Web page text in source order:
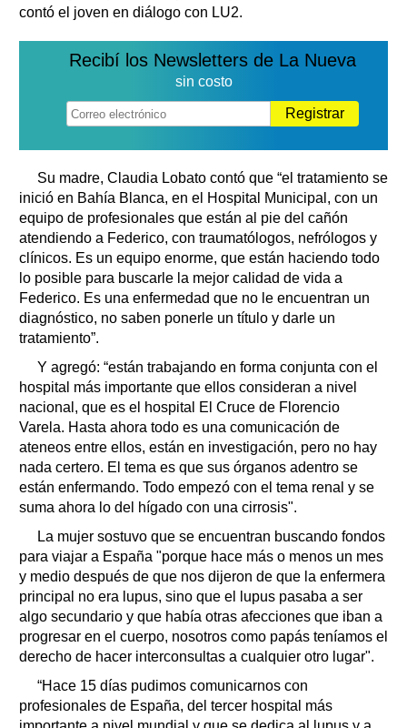
contó el joven en diálogo con LU2.
Recibí los Newsletters de La Nueva
sin costo
Registrar
Su madre, Claudia Lobato contó que “el tratamiento se
inició en Bahía Blanca, en el Hospital Municipal, con un
equipo de profesionales que están al pie del cañón
atendiendo a Federico, con traumatólogos, nefrólogos y
clínicos. Es un equipo enorme, que están haciendo todo
lo posible para buscarle la mejor calidad de vida a
Federico. Es una enfermedad que no le encuentran un
diagnóstico, no saben ponerle un título y darle un
tratamiento”.
Y agregó: “están trabajando en forma conjunta con el
hospital más importante que ellos consideran a nivel
nacional, que es el hospital El Cruce de Florencio
Varela. Hasta ahora todo es una comunicación de
ateneos entre ellos, están en investigación, pero no hay
nada certero. El tema es que sus órganos adentro se
están enfermando. Todo empezó con el tema renal y se
suma ahora lo del hí­gado con una cirrosis".
La mujer sostuvo que se encuentran buscando fondos
para viajar a España "porque hace más o menos un mes
y medio después de que nos dijeron de que la enfermera
principal no era lupus, sino que el lupus pasaba a ser
algo secundario y que había otras afecciones que iban a
progresar en el cuerpo, nosotros como papás teníamos el
derecho de hacer interconsultas a cualquier otro lugar".
“Hace 15 días pudimos comunicarnos con
profesionales de España, del tercer hospital más